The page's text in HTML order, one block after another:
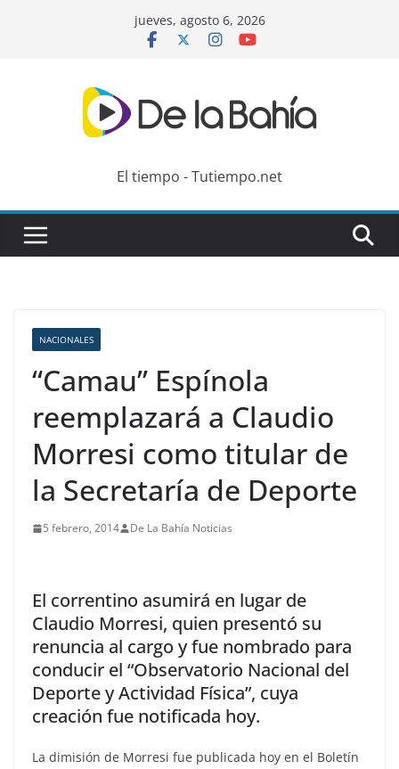
jueves, agosto 6, 2026
El tiempo - Tutiempo.net
NACIONALES
“Camau” Espínola
reemplazará a Claudio
Morresi como titular de
la Secretaría de Deporte
5 febrero, 2014 De La Bahía Noticias
El correntino asumirá en lugar de
Claudio Morresi, quien presentó su
renuncia al cargo y fue nombrado para
conducir el “Observatorio Nacional del
Deporte y Actividad Física”, cuya
creación fue notificada hoy.
La dimisión de Morresi fue publicada hoy en el Boletín